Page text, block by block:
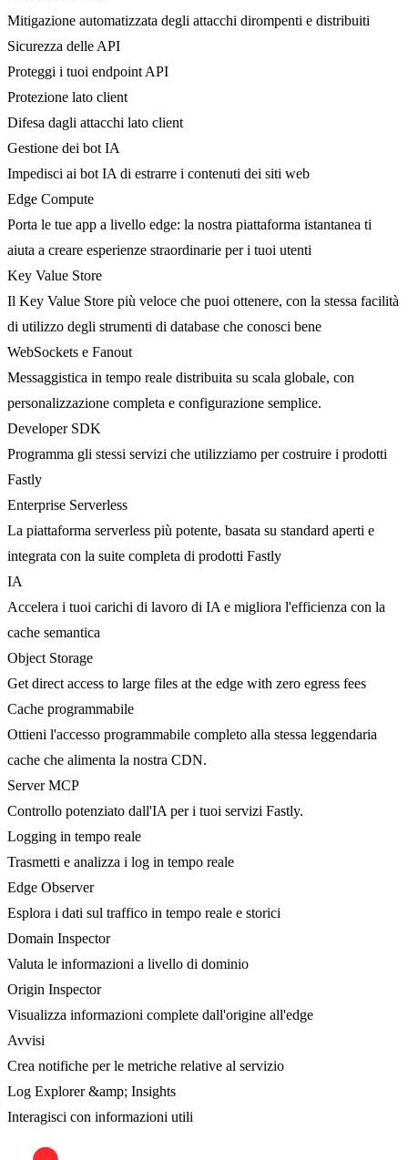
Mitigazione automatizzata degli attacchi dirompenti e distribuiti
Sicurezza delle API
Proteggi i tuoi endpoint API
Protezione lato client
Difesa dagli attacchi lato client
Gestione dei bot IA
Impedisci ai bot IA di estrarre i contenuti dei siti web
Edge Compute
Porta le tue app a livello edge: la nostra piattaforma istantanea ti
aiuta a creare esperienze straordinarie per i tuoi utenti
Key Value Store
Il Key Value Store più veloce che puoi ottenere, con la stessa facilità
di utilizzo degli strumenti di database che conosci bene
WebSockets e Fanout
Messaggistica in tempo reale distribuita su scala globale, con
personalizzazione completa e configurazione semplice.
Developer SDK
Programma gli stessi servizi che utilizziamo per costruire i prodotti
Fastly
Enterprise Serverless
La piattaforma serverless più potente, basata su standard aperti e
integrata con la suite completa di prodotti Fastly
IA
Accelera i tuoi carichi di lavoro di IA e migliora l'efficienza con la
cache semantica
Object Storage
Get direct access to large files at the edge with zero egress fees
Cache programmabile
Ottieni l'accesso programmabile completo alla stessa leggendaria
cache che alimenta la nostra CDN.
Server MCP
Controllo potenziato dall'IA per i tuoi servizi Fastly.
Logging in tempo reale
Trasmetti e analizza i log in tempo reale
Edge Observer
Esplora i dati sul traffico in tempo reale e storici
Domain Inspector
Valuta le informazioni a livello di dominio
Origin Inspector
Visualizza informazioni complete dall'origine all'edge
Avvisi
Crea notifiche per le metriche relative al servizio
Log Explorer &amp; Insights
Interagisci con informazioni utili